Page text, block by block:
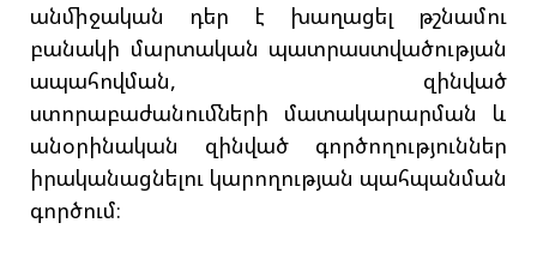
անմիջական դեր է խաղացել թշնամու
բանակի մարտական պատրաստվածության
ապահովման, զինված
ստորաբաժանումների մատակարարման և
անօրինական զինված գործողություններ
իրականացնելու կարողության պահպանման
գործում։